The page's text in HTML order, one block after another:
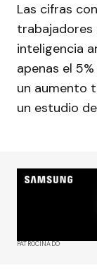
Las cifras
trabajadores
inteligencia
apenas el
un aumento
un estudio
PATROCINADO